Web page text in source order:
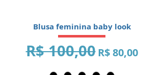
Blusa feminina baby look
Preço normal
R$ 100,00 Preço
R$ 80,00